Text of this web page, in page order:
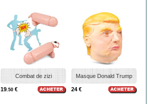
Combat de zizi
19.50 €
Masque Donald Trump
24 €